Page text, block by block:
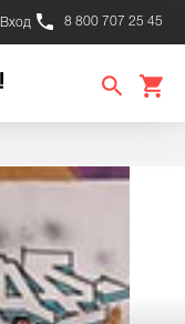
8 800 707 25 45
Вход